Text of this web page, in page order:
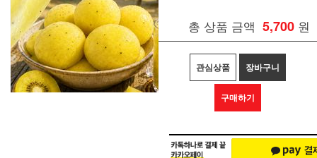
총 상품 금액 5,700 원
관심상품 장바구니
구매하기